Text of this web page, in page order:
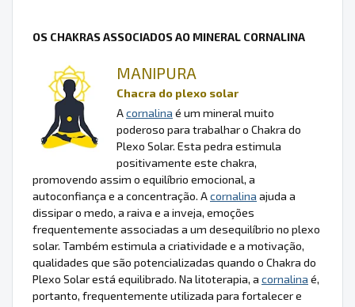
OS CHAKRAS ASSOCIADOS AO MINERAL CORNALINA
MANIPURA
Chacra do plexo solar
Acornalina é um mineral muito
poderoso para trabalhar o Chakra do
Plexo Solar. Esta pedra estimula
positivamente este chakra,
promovendo assim o equilíbrio emocional, a
autoconfiança e a concentração. Acornalina ajuda a
dissipar o medo, a raiva e a inveja, emoções
frequentemente associadas a um desequilíbrio no plexo
solar. Também estimula a criatividade e a motivação,
qualidades que são potencializadas quando o Chakra do
Plexo Solar está equilibrado. Na litoterapia, a cornalina é,
portanto, frequentemente utilizada para fortalecer e